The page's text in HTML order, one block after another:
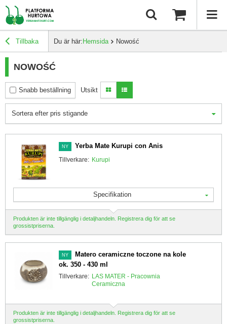
Tillbaka Du är här: Hemsida Nowość
NOWOŚĆ
Snabb beställning Utsikt
Sortera efter pris stigande
NY Yerba Mate Kurupi con Anis
Tillverkare: Kurupi
Specifikation
Produkten är inte tillgänglig i detaljhandeln. Registrera dig för att se
grossistpriserna.
NY
Matero ceramiczne toczone na kole
ok. 350 - 430 ml
Tillverkare: LAS MATER - Pracownia
Ceramiczna
Produkten är inte tillgänglig i detaljhandeln. Registrera dig för att se
grossistpriserna.